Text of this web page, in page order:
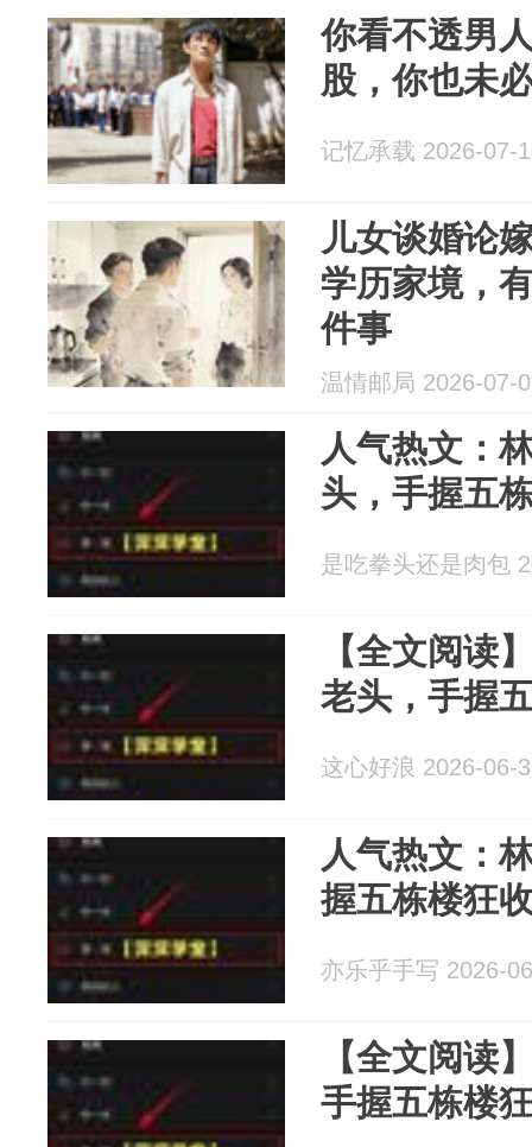
你看不透男
股，你也未
记忆承载 2026-07-
儿女谈婚论
学历家境，
件事
温情邮局 2026-07-
人气热文：
头，手握五
是吃拳头还是肉包
【全文阅读
老头，手握
这心好浪 2026-06-
人气热文：
握五栋楼狂
亦乐乎手写 2026-
【全文阅读
手握五栋楼